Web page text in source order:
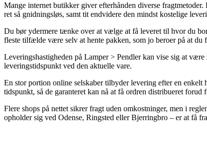
Mange internet butikker giver efterhånden diverse
ret så gnidningsløs, samt tit endvidere den mindst kostelige
Du bør ydermere tænke over at vælge at få leveret til hvor du
fleste tilfælde være selv at hente pakken, som jo beroer på at
Leveringshastigheden på Lamper > Pendler kan vise sig at
leveringstidspunkt ved den aktuelle vare.
En stor portion online selskaber tilbyder levering efter en enkelt
tidspunkt, så de garanteret kan nå at få ordren distribueret forud
Flere shops på nettet sikrer fragt uden omkostninger, men i
opholder sig ved Odense, Ringsted eller Bjerringbro – er at få